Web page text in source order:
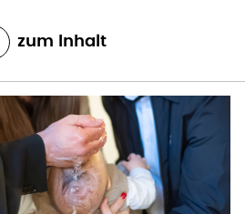
zum Inhalt